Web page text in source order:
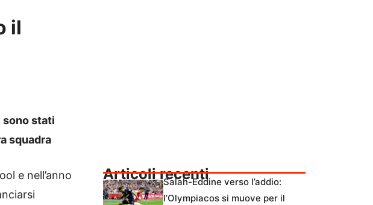
il
sono stati
squadra
e nell’anno
Articoli recentiSalah-Eddine verso l’addio:
l’Olympiacos si muove per il